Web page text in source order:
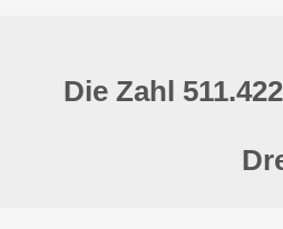
Die Zahl